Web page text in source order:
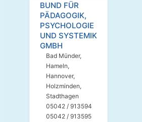
BUND FÜR
PÄDAGOGIK,
PSYCHOLOGIE
UND SYSTEMIK
GMBH
Bad Münder,
Hameln,
Hannover,
Holzminden,
Stadthagen
05042 / 913594
05042 / 913595